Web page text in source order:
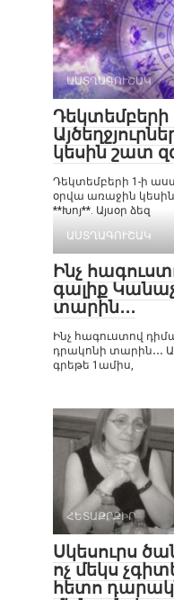
ԱՍՏՂԱԳՈՒՇԱԿ
Դեկտեմբերի
կեսին շատ
Դեկտեմբերի 1-ի
օրվա առաջին կեսին
**Խոյ**. Այսօր ձեզ
ԱՍՏՂԱԳՈՒՇԱԿ
Ինչ
գալիք
տարին․․․
Ինչ հագուստով
դրակոնի տարին․․․
գրեթե 1ամիս,
ՀԵՏԱՔՐՔԻՐ
Սկեսուրս
ոչ մեկս
հետո